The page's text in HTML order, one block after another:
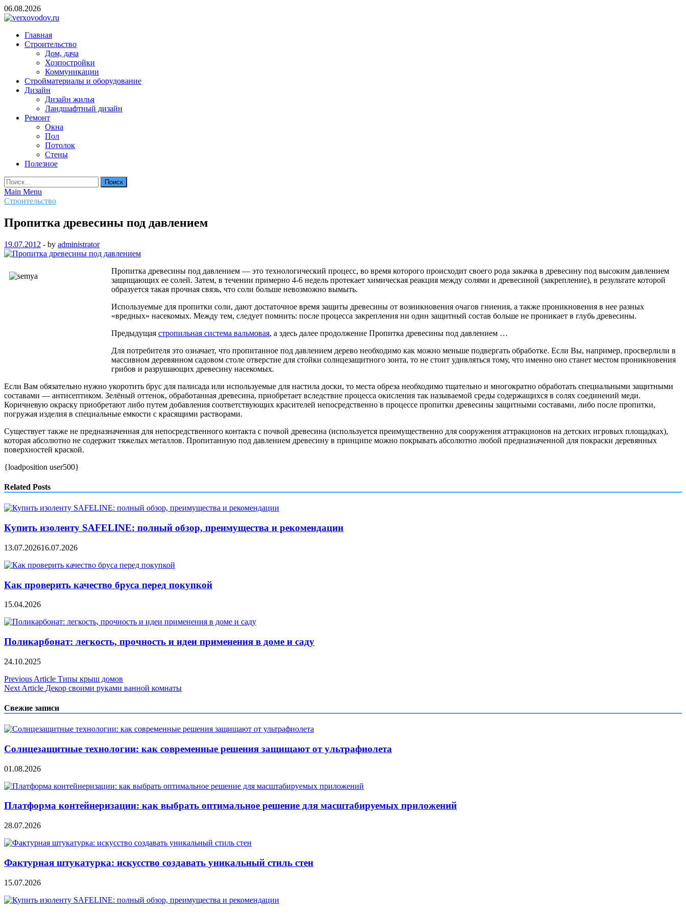
Skip
to
06.08.2026
verxovodov.ru
Ремонт и строительство
Главная
Строительство
Дом, дача
Хозпостройки
Коммуникации
Стройматериалы и оборудование
Дизайн
Дизайн жилья
Ландшафтный дизайн
Ремонт
Окна
Пол
Потолок
Стены
Полезное
Найти:
Main Menu
Строительство
Пропитка древесины под давлением
19.07.2012 - by administrator
Пропитка древесины под давлением — это технологический процесс, во время которого происходит своего рода закачка в древесину под высоким давлением
защищающих ее солей. Затем, в течении примерно 4-6 недель протекает химическая реакция между солями и древесиной (закрепление), в результате которой
образуется такая прочная связь, что соли больше невозможно вымыть.
Используемые для пропитки соли, дают достаточное время защиты древесины от возникновения очагов гниения, а также проникновения в нее разных
«вредных» насекомых. Между тем, следует помнить: после процесса закрепления ни один защитный состав больше не проникает в глубь древесины.
Предыдущая стропильная система вальмовая, а здесь далее продолжение Пропитка древесины под давлением …
Для потребителя это означает, что пропитанное под давлением дерево необходимо как можно меньше подвергать обработке. Если Вы, например, просверлили в
массивном деревянном садовом столе отверстие для стойки солнцезащитного зонта, то не стоит удивляться тому, что именно оно станет местом проникновения
грибов и разрушающих древесину насекомых.
Если Вам обязательно нужно укоротить брус для палисада или используемые для настила доски, то места обреза необходимо тщательно и многократно обработать специальными защитными
составами — антисептиком. Зелёный оттенок, обработанная древесина, приобретает вследствие процесса окисления так называемой среды содержащихся в солях соединений меди.
Коричневую окраску приобретают либо путем добавления соответствующих красителей непосредственно в процессе пропитки древесины защитными составами, либо после пропитки,
погружая изделия в специальные емкости с красящими растворами.
Существует также не предназначенная для непосредственного контакта с почвой древесина (используется преимущественно для сооружения аттракционов на детских игровых площадках),
которая абсолютно не содержит тяжелых металлов. Пропитанную под давлением древесину в принципе можно покрывать абсолютно любой предназначенной для покраски деревянных
поверхностей краской.
{loadposition user500}
Related Posts
Купить изоленту SAFELINE: полный обзор, преимущества и рекомендации
13.07.202616.07.2026
Как проверить качество бруса перед покупкой
15.04.2026
Поликарбонат: легкость, прочность и идеи применения в доме и саду
24.10.2025
Навигация
по
записям
Previous Article Типы крыш домов
Next Article Декор своими руками ванной комнаты
Свежие записи
Солнцезащитные технологии: как современные решения защищают от ультрафиолета
01.08.2026
Платформа контейнеризации: как выбрать оптимальное решение для масштабируемых приложений
28.07.2026
Фактурная штукатурка: искусство создавать уникальный стиль стен
15.07.2026